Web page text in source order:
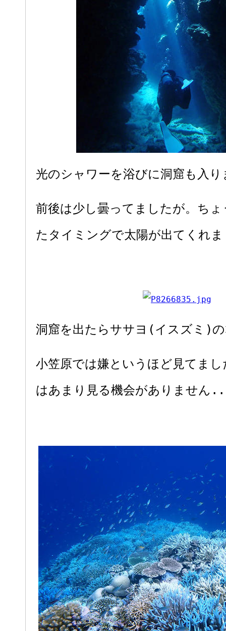
光のシャワーを浴びに洞窟も入り
前後は少し曇ってましたが。ち
たタイミングで太陽が出てくれ
洞窟を出たらササヨ(イスズミ)
小笠原では嫌というほど見てま
はあまり見る機会がありませ